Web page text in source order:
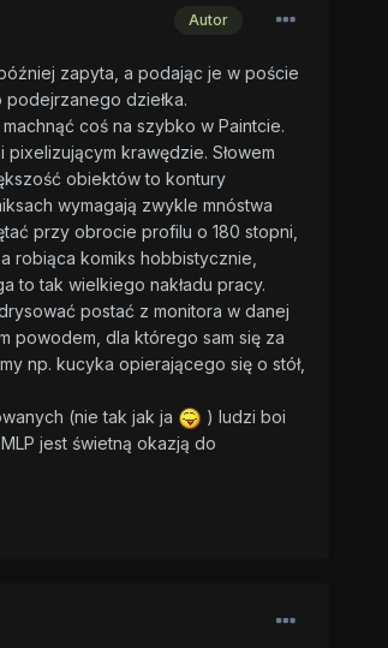
Autor
zapyta, a podając je w poście
dziełka.
coś na szybko w Paintcie.
krawędzie. Słowem
obiektów to kontury
wymagają zwykle mnóstwa
przy obrocie profilu o 180 stopni,
robiąca komiks hobbistycznie,
to tak wielkiego nakładu pracy.
postać z monitora w danej
powodem, dla którego sam się za
np. kucyka opierającego się o stół,
(nie tak jak ja
) ludzi boi
jest świetną okazją do